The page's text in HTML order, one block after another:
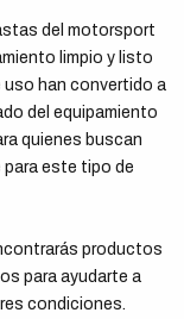
del motorsport
limpio y listo
uso han convertido a
del equipamiento
quienes buscan
este tipo de
productos
para ayudarte a
condiciones.